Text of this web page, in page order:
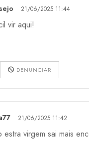
21/06/2025 11:44
vir aqui!
DENUNCIAR
21/06/2025 11:42
virgem sai mais